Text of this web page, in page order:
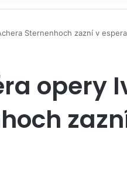
Sternenhoch zazní v
opery